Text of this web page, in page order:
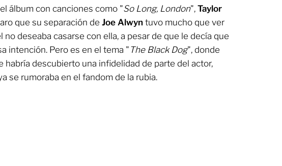
álbum con canciones como "So Long, London", Taylor
que su separación de Joe Alwyn tuvo mucho que ver
no deseaba casarse con ella, a pesar de que le decía que
intención. Pero es en el tema " The Black Dog", donde
habría descubierto una infidelidad de parte del actor,
se rumoraba en el fandom de la rubia.